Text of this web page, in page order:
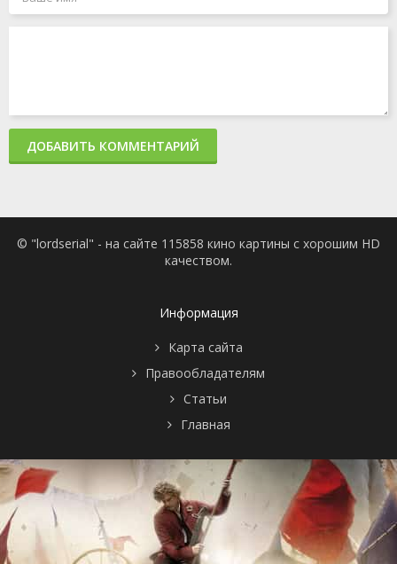
ДОБАВИТЬ КОММЕНТАРИЙ
© "lordserial" - на сайте 115858 кино картины с хорошим HD
качеством.
Информация
Карта сайта
Правообладателям
Статьи
Главная